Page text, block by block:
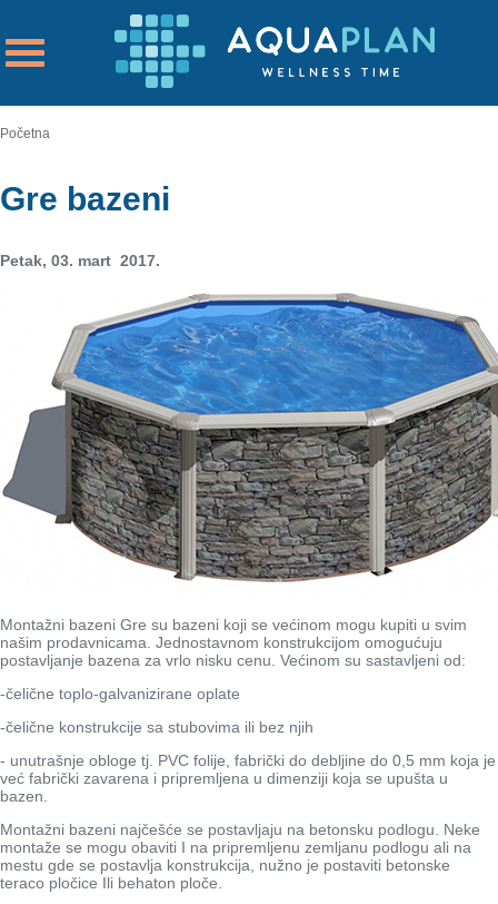
Početna
Gre bazeni
Petak, 03. mart 2017.
Montažni bazeni Gre su bazeni koji se većinom mogu kupiti u svim
našim prodavnicama. Jednostavnom konstrukcijom omogućuju
postavljanje bazena za vrlo nisku cenu. Većinom su sastavljeni od:
-čelične toplo-galvanizirane oplate
-čelične konstrukcije sa stubovima ili bez njih
- unutrašnje obloge tj. PVC folije, fabrički do debljine do 0,5 mm koja je
već fabrički zavarena i pripremljena u dimenziji koja se upušta u
bazen.
Montažni bazeni najčešće se postavljaju na betonsku podlogu. Neke
montaže se mogu obaviti I na pripremljenu zemljanu podlogu ali na
mestu gde se postavlja konstrukcija, nužno je postaviti betonske
teraco pločice Ili behaton ploče.